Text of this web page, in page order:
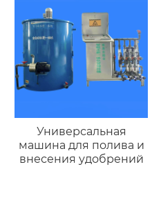
Универсальная
машина для полива и
внесения удобрений